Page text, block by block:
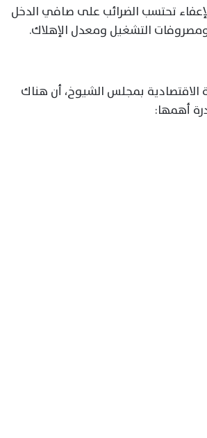
تحتسب الضرائب على صافي الدخل
التشغيل ومعدل الإهلاك.
الاقتصادية بمجلس الشيوخ، أن هناك
أهمها: